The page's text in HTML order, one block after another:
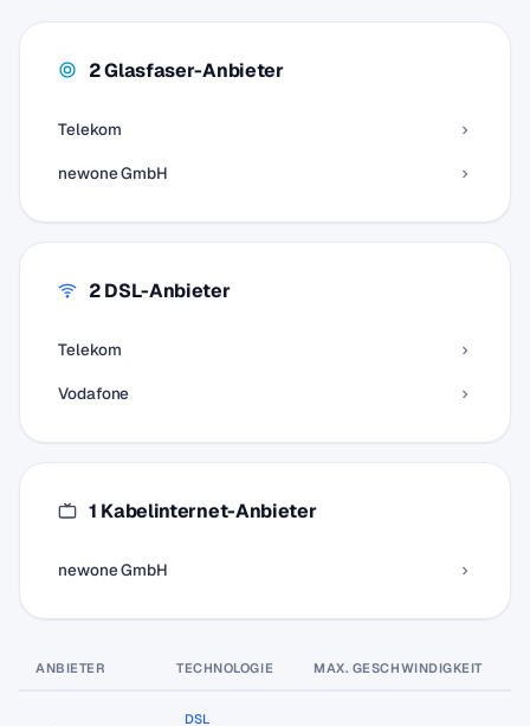
2 Glasfaser-Anbieter
Telekom
newone GmbH
2 DSL-Anbieter
Telekom
Vodafone
1 Kabelinternet-Anbieter
newone GmbH
ANBIETER TECHNOLOGIE MAX. GESCHWINDIGKEIT
DSL